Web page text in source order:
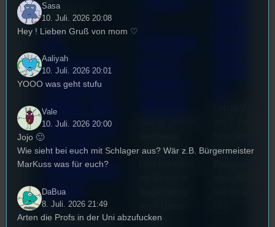
Sao-Mai Sol
Nguyen
Stummfil
mwoche
2026: Ein
Interview
mit der
Festivalle
iterin
Die
Stummfilmwoche in
entstanden?
Fragen
Stufu
Sasa
10. Juli. 2026 20:08
Hey ! Lieben Gruß von mom ♡
Aaliyah
10. Juli. 2026 20:01
YOOO was geht stufu
Vale
10. Juli. 2026 20:00
Jojo 🙂
Wie sieht bei euch mit Schlager aus? Wär z.B. Bürgermeister
MarKuss was für euch?
DaBua
8. Juli. 2026 21:49
Arten die Profs in der Uni abzufucken